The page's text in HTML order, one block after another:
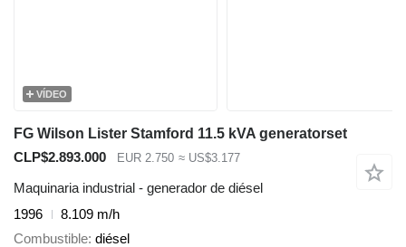
VÍDEO
FG Wilson Lister Stamford 11.5 kVA generatorset
CLP$2.893.000
EUR 2.750 ≈ US$3.177
Maquinaria industrial - generador de diésel
1996
8.109 m/h
Combustible diésel